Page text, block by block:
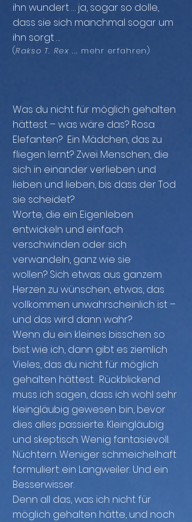
ihn wundert … ja, sogar so dolle,
dass sie sich manchmal sogar um
ihn sorgt...
(Rakso T. Rex ... mehr erfahren)
Was du nicht für möglich gehalten
hättest – was wäre das? Rosa
Elefanten? Ein Mädchen, das zu
fliegen lernt? Zwei Menschen, die
sich in einander verlieben und
lieben und lieben, bis dass der Tod
sie scheidet?
Worte, die ein Eigenleben
entwickeln und einfach
verschwinden oder sich
verwandeln, ganz wie sie
wollen? Sich etwas aus ganzem
Herzen zu wünschen, etwas, das
vollkommen unwahrscheinlich ist –
und das wird dann wahr?
Wenn du ein kleines bisschen so
bist wie ich, dann gibt es ziemlich
Vieles, das du nicht für möglich
gehalten hättest. Rückblickend
muss ich sagen, dass ich wohl sehr
kleingläubig gewesen bin, bevor
dies alles passierte. Kleingläubig
und skeptisch. Wenig fantasievoll.
Nüchtern. Weniger schmeichelhaft
formuliert: ein Langweiler. Und ein
Besserwisser.
Denn all das, was ich nicht für
möglich gehalten hätte, und noch